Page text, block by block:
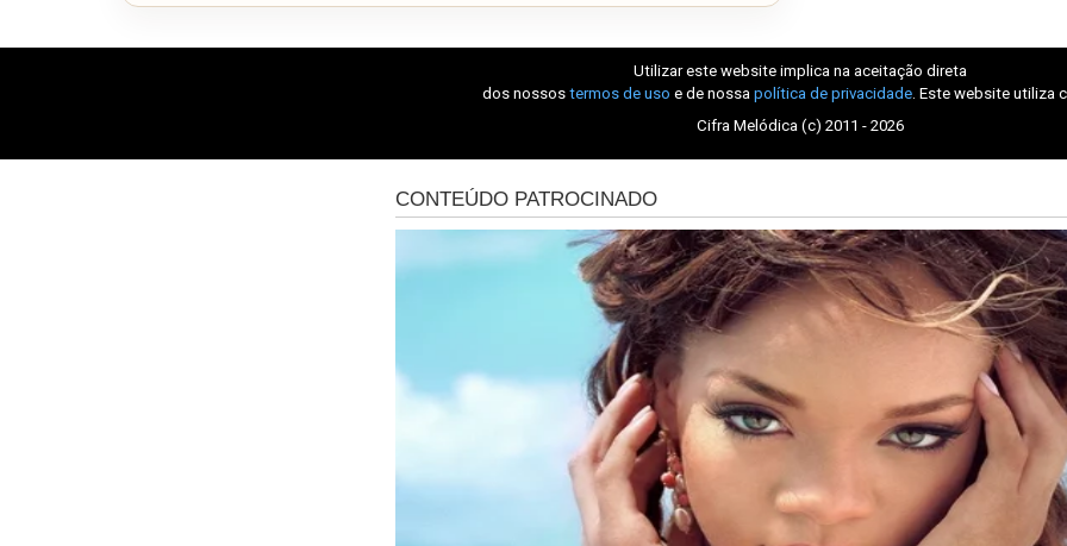
Utilizar este website implica na aceitação direta
dos nossos termos de uso e de nossa política de privacidade . Este website utiliza
Cifra Melódica (c) 2011 - 2026